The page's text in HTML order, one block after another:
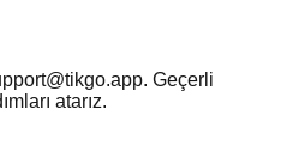
. Geçerli
atarız.